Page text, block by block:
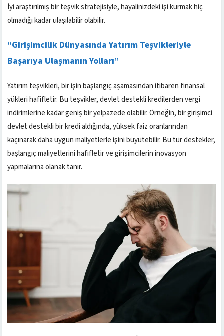
İyi araştırılmış bir teşvik stratejisiyle, hayalinizdeki işi kurmak hiç
olmadığı kadar ulaşılabilir olabilir.
“Girişimcilik Dünyasında Yatırım Teşvikleriyle
Başarıya Ulaşmanın Yolları”
Yatırım teşvikleri, bir işin başlangıç aşamasından itibaren finansal
yükleri hafifletir. Bu teşvikler, devlet destekli kredilerden vergi
indirimlerine kadar geniş bir yelpazede olabilir. Örneğin, bir girişimci
devlet destekli bir kredi aldığında, yüksek faiz oranlarından
kaçınarak daha uygun maliyetlerle işini büyütebilir. Bu tür destekler,
başlangıç maliyetlerini hafifletir ve girişimcilerin inovasyon
yapmalarına olanak tanır.